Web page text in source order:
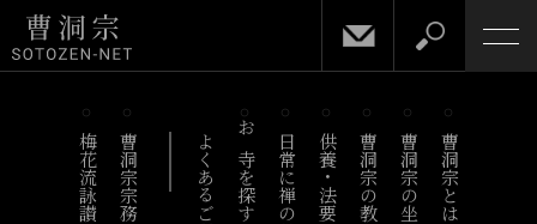
梅花流詠讃歌 よくあるご質問 お寺を探す 曹洞宗の坐禅 曹洞宗とは